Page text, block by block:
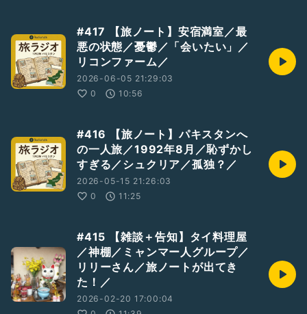
#ヤイヤイラジオ #ナミヒラアユコ
#クラウドファンディング
#うぶごえ #シンガーソングライター #応援 #ウナギ
#417 【旅ノート】安宿満室／最
悪の状態／憂鬱／「会いたい」／
リコンファーム／
2026-06-05 21:29:03
0
10:56
#416 【旅ノート】パキスタンへ
の一人旅／1992年8月／恥ずかし
すぎる／シュクリア／孤独？／
2026-05-15 21:26:03
0
11:25
#415 【雑談＋告知】タイ料理屋
／神棚／ミャンマー人グループ／
リリーさん／旅ノートが出てき
た！／
2026-02-20 17:00:04